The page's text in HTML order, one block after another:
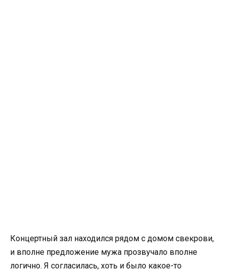
Концертный зал находился рядом с домом свекрови,
и вполне предложение мужа прозвучало вполне
логично. Я согласилась, хоть и было какое-то